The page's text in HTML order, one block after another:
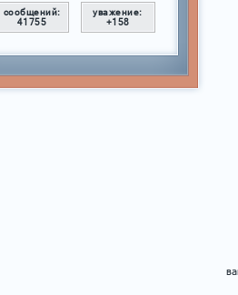
сообщений:
41755
уважение:
+158